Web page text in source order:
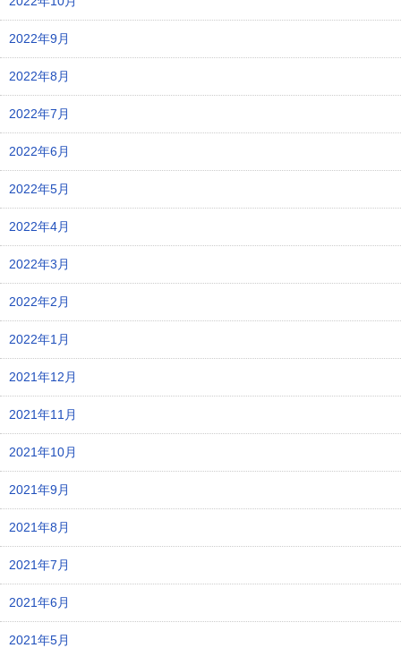
2022年9月
2022年8月
2022年7月
2022年6月
2022年5月
2022年4月
2022年3月
2022年2月
2022年1月
2021年12月
2021年11月
2021年10月
2021年9月
2021年8月
2021年7月
2021年6月
2021年5月